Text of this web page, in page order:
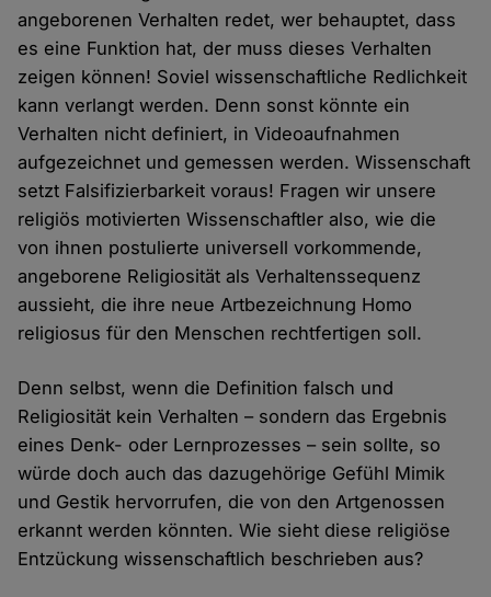
angeborenen Verhalten redet, wer behauptet, dass
es eine Funktion hat, der muss dieses Verhalten
zeigen können! Soviel wissenschaftliche Redlichkeit
kann verlangt werden. Denn sonst könnte ein
Verhalten nicht definiert, in Videoaufnahmen
aufgezeichnet und gemessen werden. Wissenschaft
setzt Falsifizierbarkeit voraus! Fragen wir unsere
religiös motivierten Wissenschaftler also, wie die
von ihnen postulierte universell vorkommende,
angeborene Religiosität als Verhaltenssequenz
aussieht, die ihre neue Artbezeichnung Homo
religiosus für den Menschen rechtfertigen soll.
Denn selbst, wenn die Definition falsch und
Religiosität kein Verhalten – sondern das Ergebnis
eines Denk- oder Lernprozesses – sein sollte, so
würde doch auch das dazugehörige Gefühl Mimik
und Gestik hervorrufen, die von den Artgenossen
erkannt werden könnten. Wie sieht diese religiöse
Entzückung wissenschaftlich beschrieben aus?